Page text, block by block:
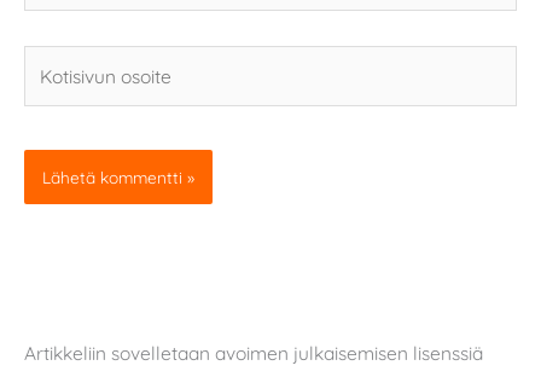
osoite
Artikkeliin sovelletaan avoimen julkaisemisen lisenssiä